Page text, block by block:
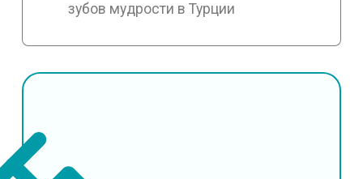
зубов мудрости в Турции